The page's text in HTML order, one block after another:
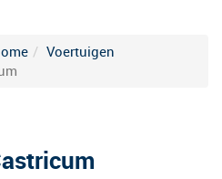
Voertuigen